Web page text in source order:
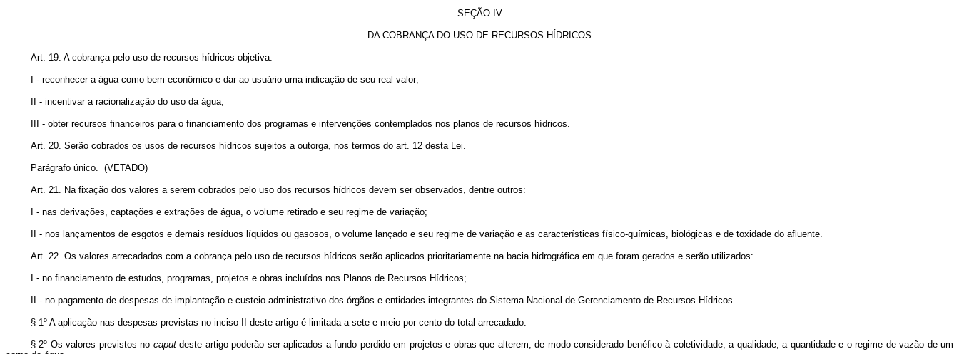
SEÇÃO IV
DA COBRANÇA DO USO DE RECURSOS HÍDRICOS
Art. 19. A cobrança pelo uso de recursos hídricos objetiva:
I - reconhecer a água como bem econômico e dar ao usuário uma indicação de seu real valor;
II - incentivar a racionalização do uso da água;
III - obter recursos financeiros para o financiamento dos programas e intervenções contemplados nos planos de recursos hídricos.
Art. 20. Serão cobrados os usos de recursos hídricos sujeitos a outorga, nos termos do art. 12 desta Lei.
Parágrafo único. (VETADO)
Art. 21. Na fixação dos valores a serem cobrados pelo uso dos recursos hídricos devem ser observados, dentre outros:
I - nas derivações, captações e extrações de água, o volume retirado e seu regime de variação;
II - nos lançamentos de esgotos e demais resíduos líquidos ou gasosos, o volume lançado e seu regime de variação e as características físico-químicas, biológicas e de toxidade do afluente.
Art. 22. Os valores arrecadados com a cobrança pelo uso de recursos hídricos serão aplicados prioritariamente na bacia hidrográfica em que foram gerados e serão utilizados:
I - no financiamento de estudos, programas, projetos e obras incluídos nos Planos de Recursos Hídricos;
II - no pagamento de despesas de implantação e custeio administrativo dos órgãos e entidades integrantes do Sistema Nacional de Gerenciamento de Recursos Hídricos.
§ 1º A aplicação nas despesas previstas no inciso II deste artigo é limitada a sete e meio por cento do total arrecadado.
§ 2º Os valores previstos no caputdeste artigo poderão ser aplicados a fundo perdido em projetos e obras que alterem, de modo considerado benéfico à coletividade, a qualidade, a quantidade e o regime de vazão de um